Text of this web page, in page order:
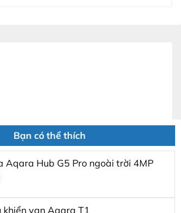
Bạn có thể thích
Aqara Hub G5 Pro ngoài trời 4MP
khiển van Aqara T1